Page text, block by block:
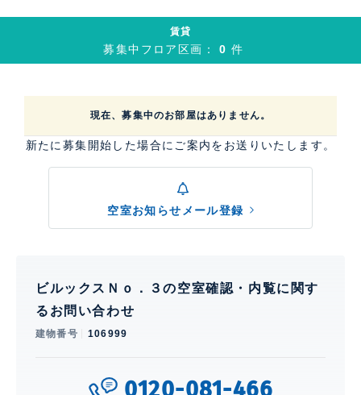
賃貸
募集中フロア区画：0件
現在、募集中のお部屋はありません。
新たに募集開始した場合にご案内をお送りいたします。
空室お知らせメール登録
ビルックスＮｏ．３の空室確認・内覧に関す
るお問い合わせ
建物番号 106999